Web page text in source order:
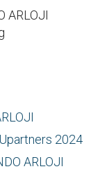
ARLOJI
2024
ARLOJI